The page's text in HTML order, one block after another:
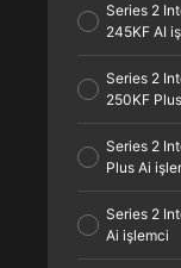
Series 2
245KF AI
Series 2
250KF
Series 2
Plus Ai
Series 2
Ai işlemci